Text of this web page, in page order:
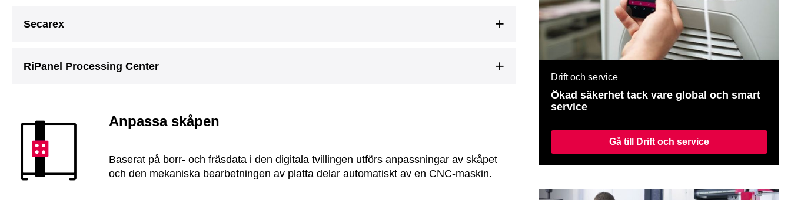
Secarex
RiPanel Processing Center
Anpassa skåpen
Baserat på borr- och fräsdata i den digitala tvillingen utförs anpassningar av skåpet
och den mekaniska bearbetningen av platta delar automatiskt av en CNC-maskin.
Drift och service
Ökad säkerhet tack vare global och smart
service
Gå till Drift och service